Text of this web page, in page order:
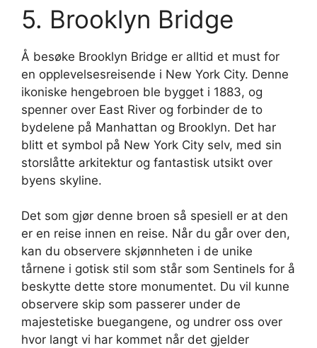
5. Brooklyn Bridge
Å besøke Brooklyn Bridge er alltid et must for
en opplevelsesreisende i New York City. Denne
ikoniske hengebroen ble bygget i 1883, og
spenner over East River og forbinder de to
bydelene på Manhattan og Brooklyn. Det har
blitt et symbol på New York City selv, med sin
storslåtte arkitektur og fantastisk utsikt over
byens skyline.
Det som gjør denne broen så spesiell er at den
er en reise innen en reise. Når du går over den,
kan du observere skjønnheten i de unike
tårnene i gotisk stil som står som Sentinels for å
beskytte dette store monumentet. Du vil kunne
observere skip som passerer under de
majestetiske buegangene, og undrer oss over
hvor langt vi har kommet når det gjelder